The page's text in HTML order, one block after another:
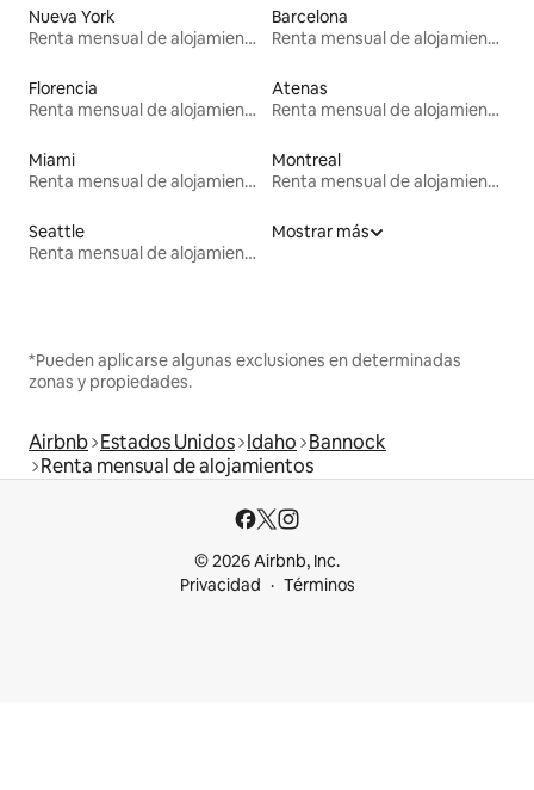
Nueva York
Renta mensual de alojamientos
Barcelona
Renta mensual de alojamientos
Florencia
Renta mensual de alojamientos
Atenas
Renta mensual de alojamientos
Miami
Renta mensual de alojamientos
Montreal
Renta mensual de alojamientos
Seattle
Renta mensual de alojamientos
Mostrar más
*Pueden aplicarse algunas exclusiones en determinadas
zonas y propiedades.
Airbnb Estados Unidos Idaho Bannock
Renta mensual de alojamientos
© 2026 Airbnb, Inc.
Privacidad
Términos